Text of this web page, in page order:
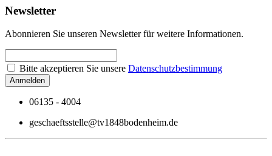
Newsletter
Abonnieren Sie unseren Newsletter für weitere Informationen.
Bitte akzeptieren Sie unsere Datenschutzbestimmung
06135 - 4004
geschaeftsstelle@tv1848bodenheim.de